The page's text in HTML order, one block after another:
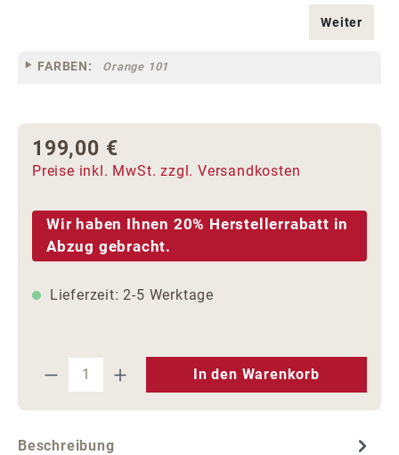
Weiter
FARBEN: Orange 101
Regulärer Preis:
199,00 €
Preise inkl. MwSt. zzgl. Versandkosten
Wir haben Ihnen 20% Herstellerrabatt in
Abzug gebracht.
Lieferzeit: 2-5 Werktage
Produkt Anzahl: Gib den
In den Warenkorb
Beschreibung